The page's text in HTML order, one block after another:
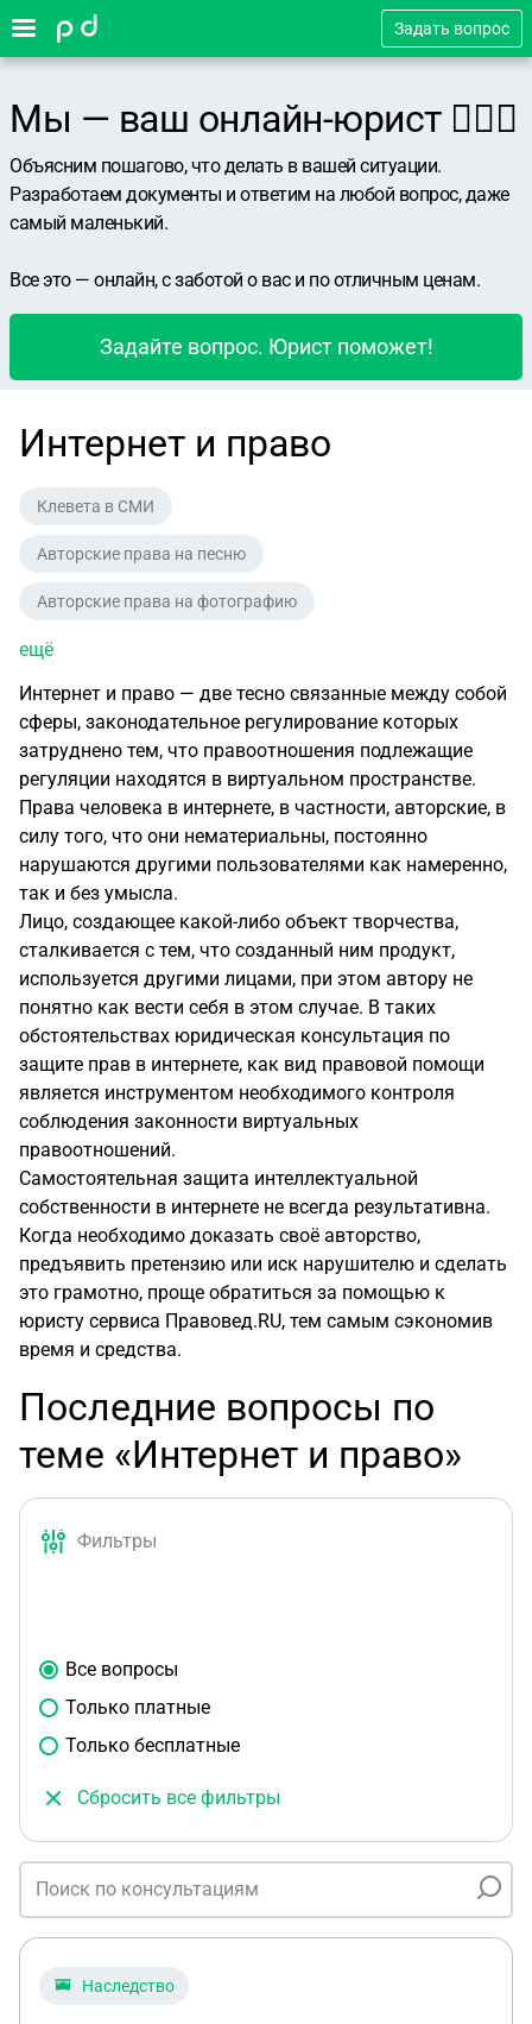
Задать вопрос
Мы — ваш онлайн-юрист 👨🏻‍⚖️
Объясним пошагово, что делать в вашей ситуации.
Разработаем документы и ответим на любой вопрос, даже
самый маленький.
Все это — онлайн, с заботой о вас и по отличным ценам.
Задайте вопрос. Юрист поможет!
Интернет и право
Клевета в СМИ
Авторские права на песню
Авторские права на фотографию
ещё
Интернет и право — две тесно связанные между собой
сферы, законодательное регулирование которых
затруднено тем, что правоотношения подлежащие
регуляции находятся в виртуальном пространстве.
Права человека в интернете, в частности, авторские, в
силу того, что они нематериальны, постоянно
нарушаются другими пользователями как намеренно,
так и без умысла.
Лицо, создающее какой-либо объект творчества,
сталкивается с тем, что созданный ним продукт,
используется другими лицами, при этом автору не
понятно как вести себя в этом случае. В таких
обстоятельствах юридическая консультация по
защите прав в интернете, как вид правовой помощи
является инструментом необходимого контроля
соблюдения законности виртуальных
правоотношений.
Самостоятельная защита интеллектуальной
собственности в интернете не всегда результативна.
Когда необходимо доказать своё авторство,
предъявить претензию или иск нарушителю и сделать
это грамотно, проще обратиться за помощью к
юристу сервиса Правовед.RU, тем самым сэкономив
время и средства.
Последние вопросы по
теме «Интернет и право»
Фильтры
Все вопросы
Только платные
Только бесплатные
Сбросить все фильтры
Наследство